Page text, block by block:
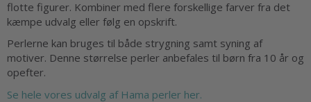
flotte figurer. Kombiner med flere forskellige farver fra det
kæmpe udvalg eller følg en opskrift.
Perlerne kan bruges til både strygning samt syning af
motiver. Denne størrelse perler anbefales til børn fra 10 år og
opefter.
Se hele vores udvalg af Hama perler her.